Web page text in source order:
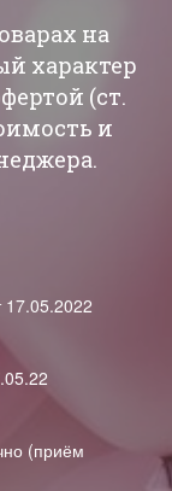
на
характер
(ст.
и
17.05.2022
(приём